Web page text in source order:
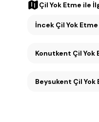
Çil Yok Etme ile
İncek Çil Yok
Konutkent
Beysukent